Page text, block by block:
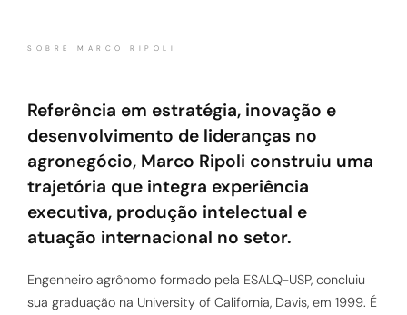
SOBRE MARCO RIPOLI
Referência em estratégia, inovação e
desenvolvimento de lideranças no
agronegócio, Marco Ripoli construiu uma
trajetória que integra experiência
executiva, produção intelectual e
atuação internacional no setor.
Engenheiro agrônomo formado pela ESALQ-USP, concluiu
sua graduação na University of California, Davis, em 1999. É